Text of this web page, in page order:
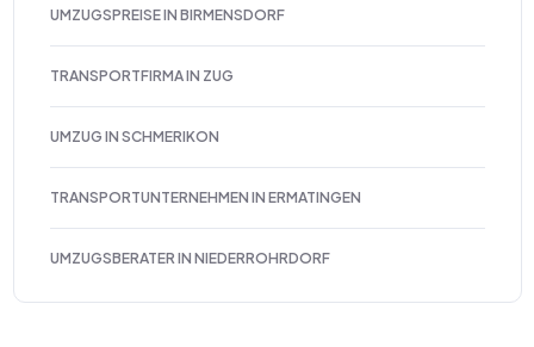
UMZUGSPREISE IN BIRMENSDORF
TRANSPORTFIRMA IN ZUG
UMZUG IN SCHMERIKON
TRANSPORTUNTERNEHMEN IN ERMATINGEN
UMZUGSBERATER IN NIEDERROHRDORF